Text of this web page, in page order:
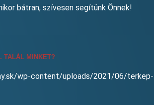
bátran, szívesen segítünk Önnek!
TALÁL MINKET?